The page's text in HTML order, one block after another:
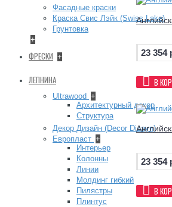
Фасадные краски
Краска Свис Лэйк (Swiss Lake)
Грунтовка
+
ФРЕСКИ +
ЛЕПНИНА
Ultrawood +
Архитектурный декор
Структура
Декор Дизайн (Decor Dizayn)
Европласт +
Интерьер
Колонны
Линии
Молдинг гибкий
Пилястры
Плинтус
23 354
В
23 354
В